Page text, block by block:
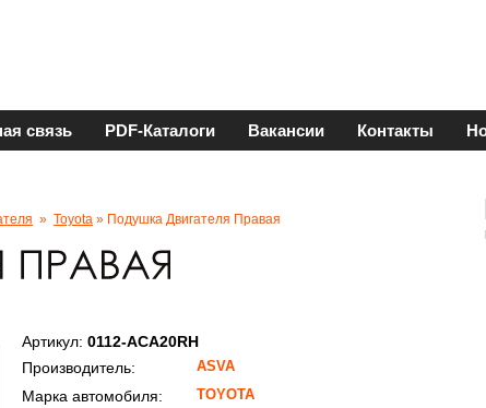
связь PDF-Каталоги Вакансии Контакты
» Toyota » Подушка Двигателя Правая
Артикул: 0112-ACA20RH
Производитель:
ASVA
Марка автомобиля: TOYOTA